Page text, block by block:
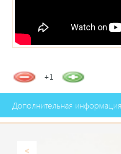
+1
Дополнительная информация